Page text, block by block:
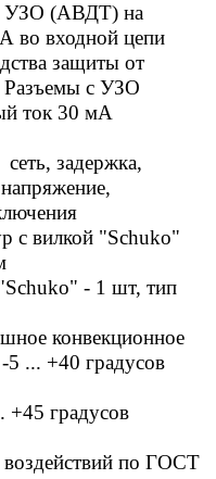
УЗО (АВДТ) на
во входной цепи
защиты от
Разъемы с УЗО
ток 30 мА
задержка,
с вилкой "Schuko"
- 1 шт, тип
конвекционное
5 ... +40 градусов
+45 градусов
по ГОСТ